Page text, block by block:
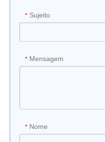
* Sujeito
* Mensagem
* Nome